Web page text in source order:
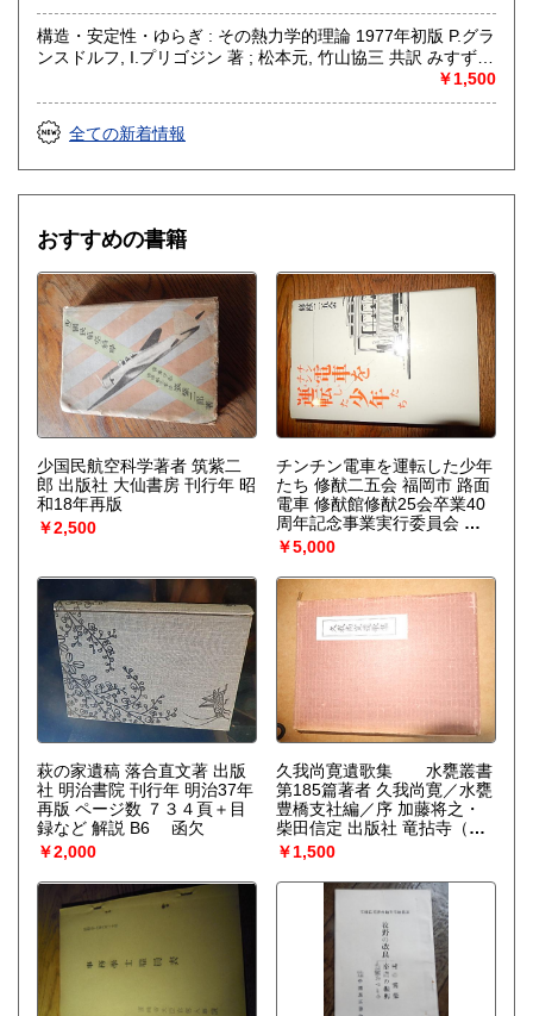
構造・安定性・ゆらぎ : その熱力学的理論 1977年初版 P.グラ
ンスドルフ, I.プリゴジン 著 ; 松本元, 竹山協三 共訳 みすず書
房〈熱力学の方法を、平衡はもとより非線形性や不安定性を
も含むあらゆる現象へ拡張できないであろうか？ ……新し
い「構造」は常に不安定性の結果として出現する。すなわち
それはゆらぎから生じるものである。ふつうはゆらぎが生じ
びつけ、ゆらぎの巨視的理論を包含する一般化された熱力学
を作り上げなくてはならない。〉散逸構造の理論で、1977
年、ノーベル化学賞を受賞したプリゴジンの、グランスドル
フとの共著による初期の著作。開放系に現れる構造の問題
を、非平衡熱力学の立場から、物理学、化学、生物学につい
て、統一的な観点からの説明を試みる。
￥1,500
全ての新着情報
おすすめの書籍
少国民航空科学著者 筑紫二
郎 出版社 大仙書房 刊行年 昭
和18年再版
￥2,500
チンチン電車を運転した少年
たち 修猷二五会 福岡市 路面
電車 修猷館修猷25会卒業40
周年記念事業実行委員会 編
出版社：修猷25会 発売日：
1990.8 442p 20cm
￥5,000
萩の家遺稿 落合直文著 出版
社 明治書院 刊行年 明治37年
再版 ページ数 ７３４頁＋目
録など 解説 B6 函欠
￥2,000
久我尚寛遺歌集 水甕叢書
第185篇著者 久我尚寛／水甕
豊橋支社編／序 加藤将之・
柴田信定 出版社 竜拈寺（豊
橋市） 刊行年 昭42 冊数 1 解
説 B6判 221頁 函 800部
非売品
￥1,500